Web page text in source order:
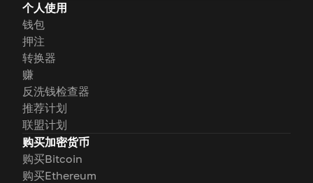
个人使用
钱包
押注
转换器
赚
反洗钱检查器
推荐计划
联盟计划
购买加密货币
购买Bitcoin
购买Ethereum